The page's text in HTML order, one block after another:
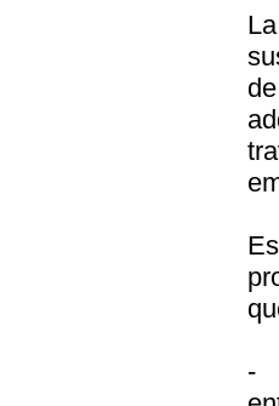
-